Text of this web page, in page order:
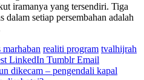
iramanya yang tersendiri. Tiga
dalam setiap persembahan adalah
marhaban realiti program tvalhijrah
LinkedIn Tumblr Email
dikecam – pengendali kapal